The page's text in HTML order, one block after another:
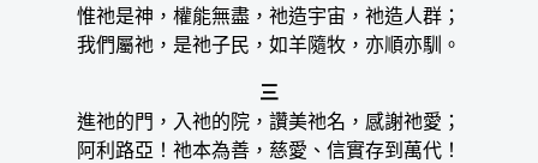
惟祂是神，權能無盡，祂造宇宙，祂造人群；
我們屬祂，是祂子民，如羊隨牧，亦順亦馴。
三
進祂的門，入祂的院，讚美祂名，感謝祂愛；
阿利路亞！祂本為善，慈愛、信實存到萬代！